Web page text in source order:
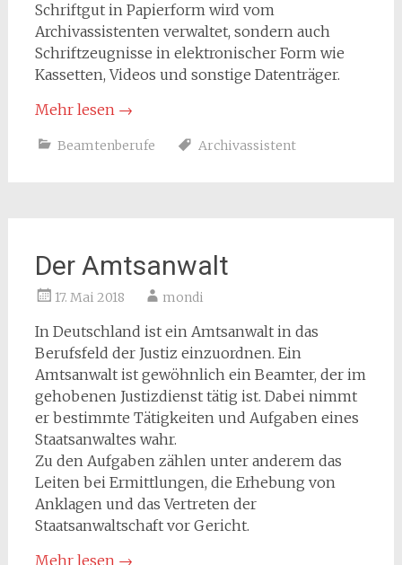
Schriftgut in Papierform wird vom
Archivassistenten verwaltet, sondern auch
Schriftzeugnisse in elektronischer Form wie
Kassetten, Videos und sonstige Datenträger.
Mehr lesen →
Beamtenberufe Archivassistent
Der Amtsanwalt
17. Mai 2018 mondi
In Deutschland ist ein Amtsanwalt in das
Berufsfeld der Justiz einzuordnen. Ein
Amtsanwalt ist gewöhnlich ein Beamter, der im
gehobenen Justizdienst tätig ist. Dabei nimmt
er bestimmte Tätigkeiten und Aufgaben eines
Staatsanwaltes wahr.
Zu den Aufgaben zählen unter anderem das
Leiten bei Ermittlungen, die Erhebung von
Anklagen und das Vertreten der
Staatsanwaltschaft vor Gericht.
Mehr lesen →